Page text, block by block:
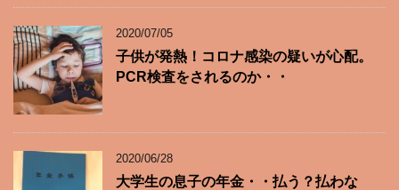
2020/07/05
子供が発熱！コロナ感染の疑いが心配。
PCR検査をされるのか・・
2020/06/28
大学生の息子の年金・・払う？払わな